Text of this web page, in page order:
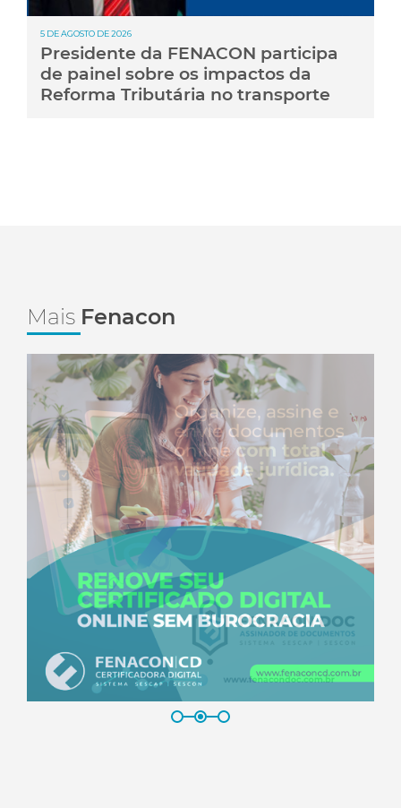
5 DE AGOSTO DE 2026
Presidente da FENACON participa
de painel sobre os impactos da
Reforma Tributária no transporte
Mais Fenacon